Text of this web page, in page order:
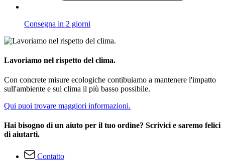
Consegna in 2 giorni
Lavoriamo nel rispetto del clima.
Con concrete misure ecologiche contibuiamo a mantenere l'impatto
sull'ambiente e sul clima il più basso possibile.
Qui puoi trovare maggiori informazioni.
Hai bisogno di un aiuto per il tuo ordine? Scrivici e saremo felici
di aiutarti.
Contatto